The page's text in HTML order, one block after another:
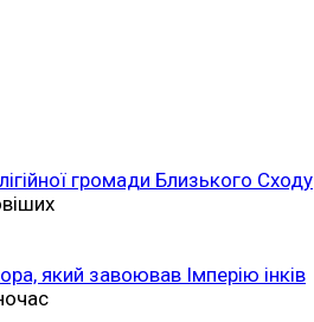
громади Близького Сходу
який завоював Імперію інків